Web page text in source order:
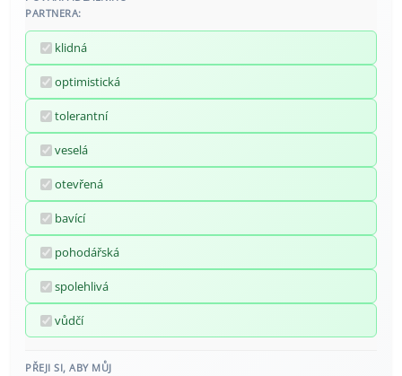
PARTNERA:
klidná
optimistická
tolerantní
veselá
otevřená
bavící
pohodářská
spolehlivá
vůdčí
PŘEJI SI, ABY MŮJ